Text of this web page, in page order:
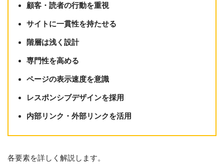
顧客・読者の行動を重視
サイトに一貫性を持たせる
階層は浅く設計
専門性を高める
ページの表示速度を意識
レスポンシブデザインを採用
内部リンク・外部リンクを活用
各要素を詳しく解説します。